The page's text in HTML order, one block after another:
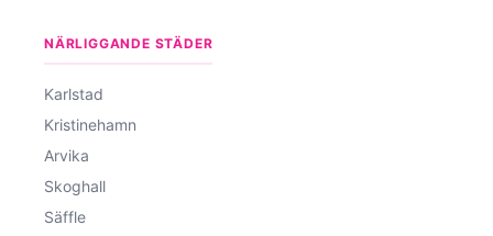
NÄRLIGGANDE STÄDER
Karlstad
Kristinehamn
Arvika
Skoghall
Säffle